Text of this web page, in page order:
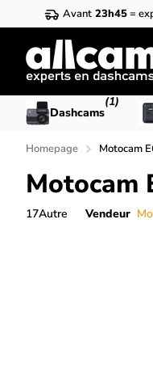
Avant 23h45=
Dashcams
(1)
Homepage Motocam
Motocam
17Autre Vendeur